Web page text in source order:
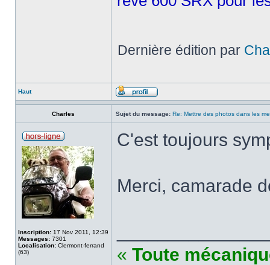
Dernière édition par
Haut
Charles Sujet du message: Re: Mettre des photos dans les
Inscription: 17 Nov 2011, 12:39
Messages: 7301
Localisation: Clermont-ferrand
(63)
C'est toujours
Merci, camarade
« Toute